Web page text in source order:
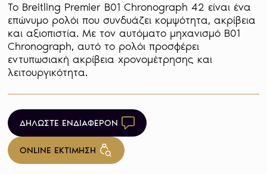
Το Breitling Premier B01 Chronograph 42 είναι ένα
επώνυμο ρολόι που συνδυάζει κομψότητα, ακρίβεια
και αξιοπιστία. Με τον αυτόματο μηχανισμό B01
Chronograph, αυτό το ρολόι προσφέρει
εντυπωσιακή ακρίβεια χρονομέτρησης και
λειτουργικότητα.
ΔΗΛΩΣΤΕ ΕΝΔΙΑΦΕΡΟΝ
ONLINE ΕΚΤΙΜΗΣΗ